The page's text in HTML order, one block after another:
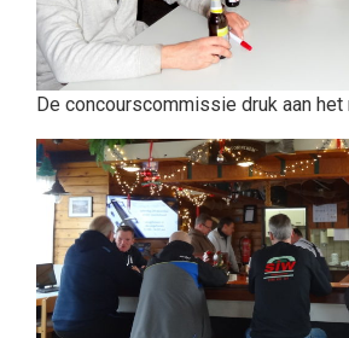
De concourscommissie druk aan het